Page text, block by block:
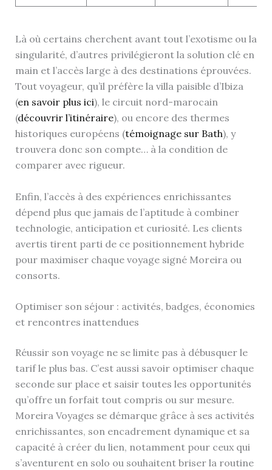
Là où certains cherchent avant tout l’exotisme ou la
singularité, d’autres privilégieront la solution clé en
main et l’accès large à des destinations éprouvées.
Tout voyageur, qu’il préfère la villa paisible d’Ibiza
(en savoir plus ici), le circuit nord-marocain
(découvrir l’itinéraire), ou encore des thermes
historiques européens (témoignage sur Bath), y
trouvera donc son compte… à la condition de
comparer avec rigueur.
Enfin, l’accès à des expériences enrichissantes
dépend plus que jamais de l’aptitude à combiner
technologie, anticipation et curiosité. Les clients
avertis tirent parti de ce positionnement hybride
pour maximiser chaque voyage signé Moreira ou
consorts.
Optimiser son séjour : activités, badges, économies
et rencontres inattendues
Réussir son voyage ne se limite pas à débusquer le
tarif le plus bas. C’est aussi savoir optimiser chaque
seconde sur place et saisir toutes les opportunités
qu’offre un forfait tout compris ou sur mesure.
Moreira Voyages se démarque grâce à ses activités
enrichissantes, son encadrement dynamique et sa
capacité à créer du lien, notamment pour ceux qui
s’aventurent en solo ou souhaitent briser la routine